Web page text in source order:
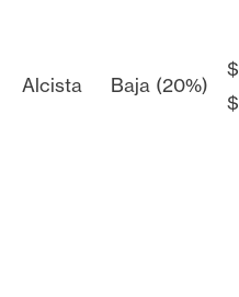
Alcista Baja (20%)